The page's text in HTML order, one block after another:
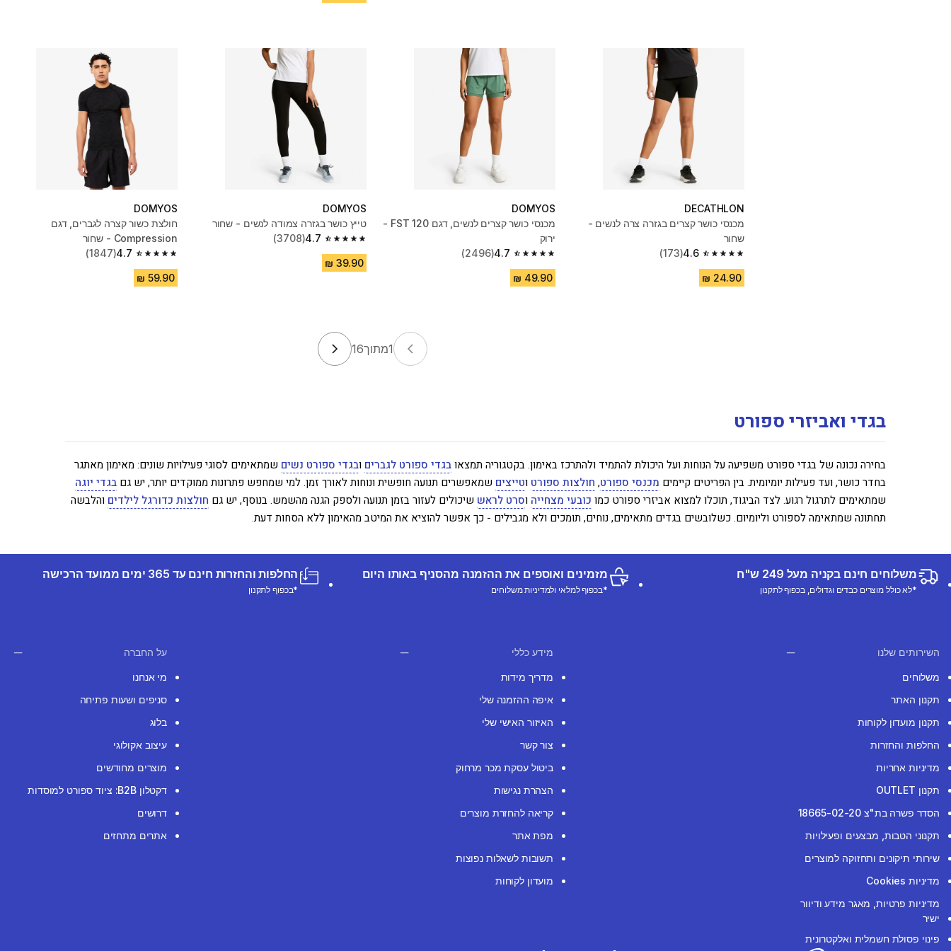
DECATHLON
מכנסי כושר קצרים בגזרה צרה לנשים -
שחור
4.6
4.6 out of 5 stars from 173 reviews
(173)
DOMYOS
מכנסי כושר קצרים לנשים, דגם FST 120 -
ירוק
4.7
4.7 out of 5 stars from 2496 reviews
(2496)
DOMYOS
טייץ כושר בגזרה צמודה לנשים - שחור
4.7
4.7 out of 5 stars from 3708 reviews
(3708)
DOMYOS
חולצת כשור קצרה לגברים, דגם
Compression - שחור
4.7
4.7 out of 5 stars from 1847 reviews
(1847)
1מתוך16
בגדי ואביזרי ספורט
בחירה נכונה של בגדי ספורט משפיעה על הנוחות ועל היכולת להתמיד ולהתרכז באימון. בקטגוריה תמצאובגדי ספורט לגברים ובגדי ספורט נשים שמתאימים לסוגי פעילויות שונים: מאימון מאתגר
בחדר כושר, ועד פעילות יומיומית. בין הפריטים קיימים מכנסי ספורט, חולצות ספורט וטייצים שמאפשרים תנועה חופשית ונוחות לאורך זמן. למי שמחפש פתרונות ממוקדים יותר, יש גם בגדי יוגה
שמתאימים לתרגול רגוע. לצד הביגוד, תוכלו למצוא אביזרי ספורט כמו כובעי מצחייה וסרט לראש שיכולים לעזור בזמן תנועה ולספק הגנה מהשמש. בנוסף, יש גם חולצות כדורגל לילדים והלבשה
תחתונה שמתאימה לספורט וליומיום. כשלובשים בגדים מתאימים, נוחים, תומכים ולא מגבילים - כך אפשר להוציא את המיטב מהאימון ללא הסחות דעת.
משלוחים חינם בקניה מעל 249 ש"ח
*לא כולל מוצרים כבדים וגדולים, בכפוף לתקנון
מזמינים ואוספים את ההזמנה מהסניף באותו היום
*בכפוף למלאי ולמדיניות משלוחים
החלפות והחזרות חינם עד 365 ימים ממועד הרכישה
*בכפוף לתקנון
השירותים שלנו
משלוחים
תקנון האתר
תקנון מועדון לקוחות
החלפות והחזרות
מדיניות אחריות
תקנון OUTLET
הסדר פשרה בת"צ 18665-02-20
תקנוני הטבות, מבצעים ופעילויות
שירותי תיקונים ותחזוקה למוצרים
מדיניות Cookies
מדיניות פרטיות, מאגר מידע ודיוור
ישיר
פינוי פסולת חשמלית ואלקטרונית
מידע כללי
מדריך מידות
איפה ההזמנה שלי
האיזור האישי שלי
צור קשר
ביטול עסקת מכר מרחוק
הצהרת נגישות
קריאה להחזרת מוצרים
מפת אתר
תשובות לשאלות נפוצות
מועדון לקוחות
על החברה
מי אנחנו
סניפים ושעות פתיחה
בלוג
עיצוב אקולוגי
מוצרים מחודשים
דקטלון B2B: ציוד ספורט למוסדות
דרושים
אתרים מתחזים